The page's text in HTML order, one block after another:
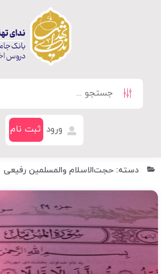
ورود ثبت نام
دسته: حجت‌الاسلام والمسلمین رفیعی